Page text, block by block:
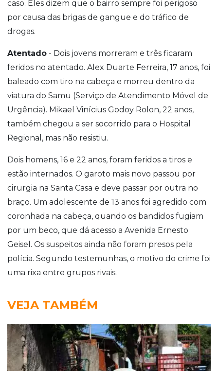
caso. Eles dizem que o bairro sempre foi perigoso
por causa das brigas de gangue e do tráfico de
drogas.
Atentado - Dois jovens morreram e três ficaram
feridos no atentado. Alex Duarte Ferreira, 17 anos, foi
baleado com tiro na cabeça e morreu dentro da
viatura do Samu (Serviço de Atendimento Móvel de
Urgência). Mikael Vinícius Godoy Rolon, 22 anos,
também chegou a ser socorrido para o Hospital
Regional, mas não resistiu.
Dois homens, 16 e 22 anos, foram feridos a tiros e
estão internados. O garoto mais novo passou por
cirurgia na Santa Casa e deve passar por outra no
braço. Um adolescente de 13 anos foi agredido com
coronhada na cabeça, quando os bandidos fugiam
por um beco, que dá acesso a Avenida Ernesto
Geisel. Os suspeitos ainda não foram presos pela
polícia. Segundo testemunhas, o motivo do crime foi
uma rixa entre grupos rivais.
VEJA TAMBÉM